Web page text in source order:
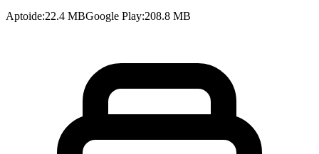
Aptoide:22.4 MBGoogle Play:208.8 MB